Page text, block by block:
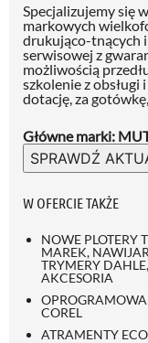
Specjalizujemy się
markowych
drukująco-tnących
serwisowej z
możliwością
szkolenie z obsługi
dotację, za
Główne marki:
SPRAWDŹ
W OFERCIE TAKŻE
NOWE PLOTERY
MAREK,
TRYMERY
AKCESORIA
COREL
ATRAMENTY